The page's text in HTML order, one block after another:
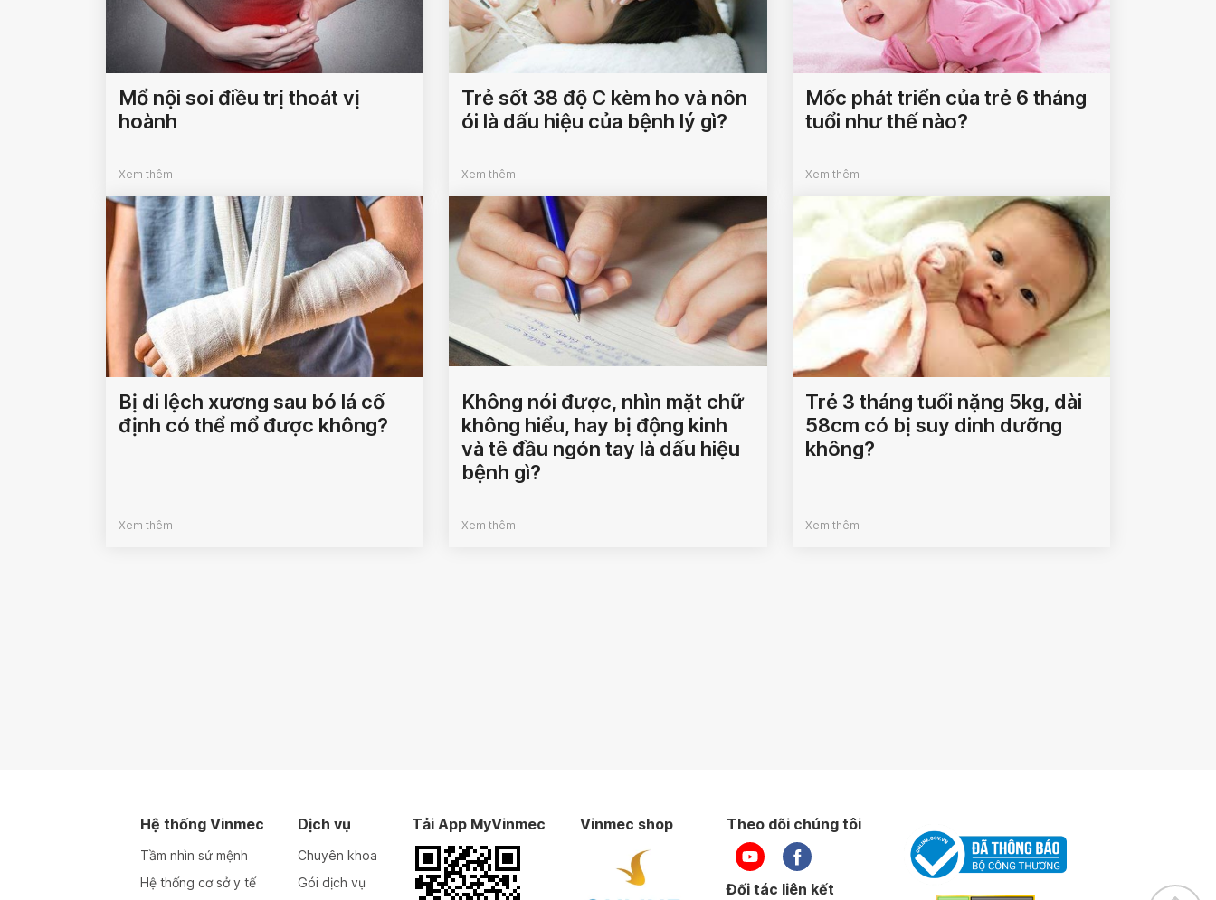
Mổ nội soi điều trị thoát vị
hoành
Xem thêm
Trẻ sốt 38 độ C kèm ho và nôn
ói là dấu hiệu của bệnh lý gì?
Xem thêm
Mốc phát triển của trẻ 6 tháng
tuổi như thế nào?
Xem thêm
Bị di lệch xương sau bó lá cố
định có thể mổ được không?
Xem thêm
Không nói được, nhìn mặt chữ
không hiểu, hay bị động kinh
và tê đầu ngón tay là dấu hiệu
bệnh gì?
Xem thêm
Trẻ 3 tháng tuổi nặng 5kg, dài
58cm có bị suy dinh dưỡng
không?
Xem thêm
Hệ thống Vinmec
Tầm nhìn sứ mệnh
Hệ thống cơ sở y tế
Dịch vụ
Chuyên khoa
Gói dịch vụ
Tải App MyVinmec Vinmec shop Theo dõi chúng tôi
Đối tác liên kết